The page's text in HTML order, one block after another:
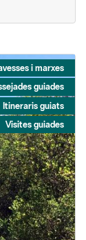
i marxes
guiades
Itineraris guiats
Visites guiades